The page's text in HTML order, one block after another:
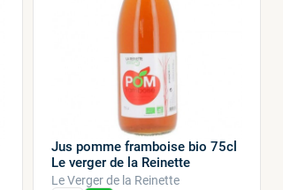
Jus pomme framboise bio 75cl
Le verger de la Reinette
Le Verger de la Reinette